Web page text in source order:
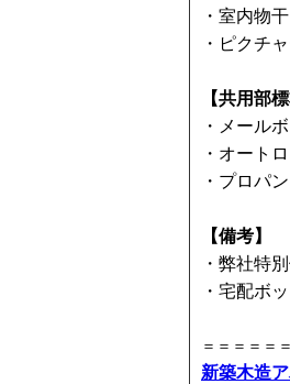
・室内物
・ピクチ
【共用部
・メール
・オート
・プロパ
【備考】
・弊社特
・宅配ボ
＝＝＝＝＝
新築木造